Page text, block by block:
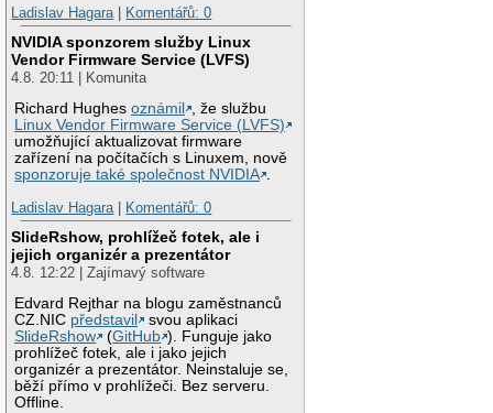
Ladislav Hagara| Komentářů: 0
NVIDIA sponzorem služby Linux
Vendor Firmware Service (LVFS)
4.8. 20:11 | Komunita
Richard Hughesoznámil
, že službu
Linux Vendor Firmware Service (LVFS)
umožňující aktualizovat firmware
zařízení na počítačích s Linuxem, nově
sponzoruje také společnost NVIDIA .
Ladislav Hagara| Komentářů: 0
SlideRshow, prohlížeč fotek, ale i
jejich organizér a prezentátor
4.8. 12:22 | Zajímavý software
Edvard Rejthar na blogu zaměstnanců
CZ.NIC představil
svou aplikaci
SlideRshow
(GitHub ). Funguje jako
prohlížeč fotek, ale i jako jejich
organizér a prezentátor. Neinstaluje se,
běží přímo v prohlížeči. Bez serveru.
Offline.